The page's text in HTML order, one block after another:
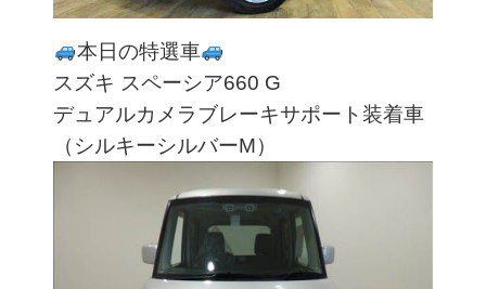
本日の特選車
スズキ スペーシア660 G
デュアルカメラブレーキサポート装着車
（シルキーシルバーM）